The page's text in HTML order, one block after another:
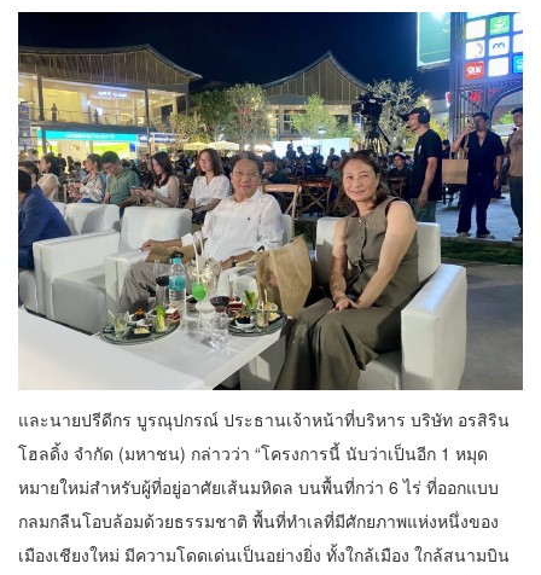
และนายปรีดีกร บูรณุปกรณ์ ประธานเจ้าหน้าที่บริหาร บริษัท อรสิริน
โฮลดิ้ง จํากัด (มหาชน) กล่าวว่า “โครงการนี้ นับว่าเป็นอีก 1 หมุด
หมายใหม่สำหรับผู้ที่อยู่อาศัยเส้นมหิดล บนพื้นที่กว่า 6 ไร่ ที่ออกแบบ
กลมกลืนโอบล้อมด้วยธรรมชาติ พื้นที่ทำเลที่มีศักยภาพแห่งหนึ่งของ
เมืองเชียงใหม่ มีความโดดเด่นเป็นอย่างยิ่ง ทั้งใกล้เมือง ใกล้สนามบิน